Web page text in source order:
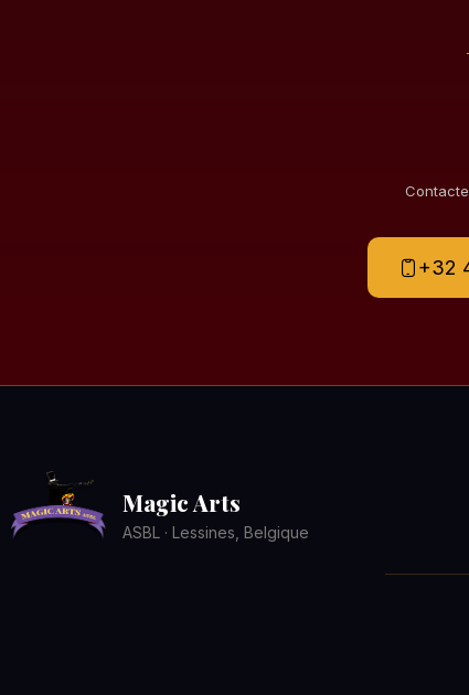
+32
Magic Arts
ASBL · Lessines, Belgique